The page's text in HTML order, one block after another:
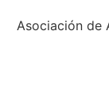
Asociación de